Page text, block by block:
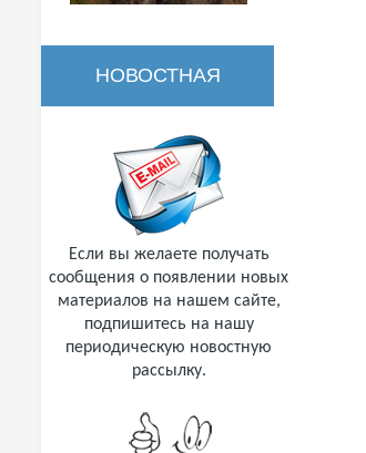
НОВОСТНАЯ
РАССЫЛКА
Если вы желаете получать
сообщения о появлении новых
материалов на нашем сайте,
подпишитесь на нашу
периодическую новостную
рассылку.